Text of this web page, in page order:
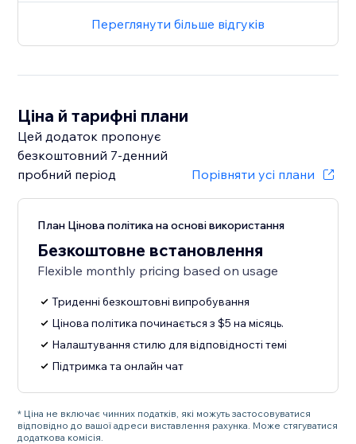
Переглянути більше відгуків
Ціна й тарифні плани
Цей додаток пропонує
безкоштовний 7‑денний
пробний період
Порівняти усі плани
План Цінова політика на основі використання
Безкоштовне встановлення
Flexible monthly pricing based on usage
Триденні безкоштовні випробування
Цінова політика починається з $5 на місяць.
Налаштування стилю для відповідності темі
Підтримка та онлайн чат
* Ціна не включає чинних податків, які можуть застосовуватися
відповідно до вашої адреси виставлення рахунка. Може стягуватися
додаткова комісія.